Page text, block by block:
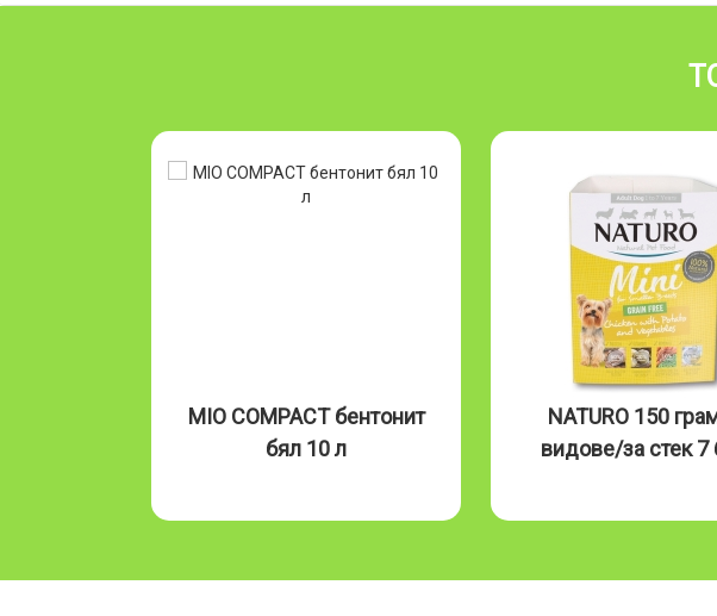
MIO COMPACT бентонит
бял 10 л
NATURO 150
видове/за стек 7